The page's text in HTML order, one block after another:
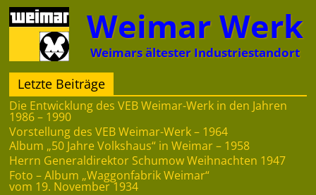
Zum
Inhalt
springen
Weimar Werk
Weimars ältester Industriestandort
Letzte Beiträge
Die Entwicklung des VEB Weimar-Werk in den Jahren
1986 – 1990
Vorstellung des VEB Weimar-Werk – 1964
Album „50 Jahre Volkshaus“ in Weimar – 1958
Herrn Generaldirektor Schumow Weihnachten 1947
Foto – Album „Waggonfabrik Weimar“
vom 19. November 1934